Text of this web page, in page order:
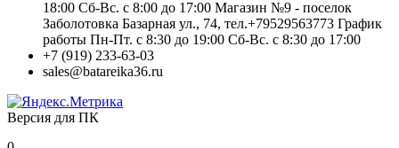
18:00 Сб-Вс. с 8:00 до 17:00 Магазин №9 - поселок
Заболотовка Базарная ул., 74, тел.+79529563773 График
работы Пн-Пт. с 8:30 до 19:00 Сб-Вс. с 8:30 до 17:00
+7 (919) 233-63-03
sales@batareika36.ru
Версия для ПК